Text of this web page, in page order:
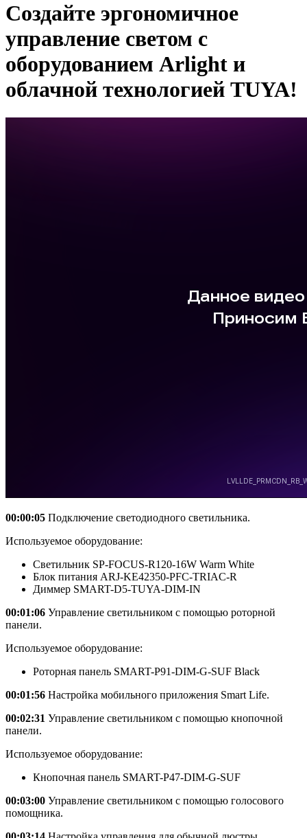
Создайте эргономичное
управление светом с
оборудованием Arlight и
облачной технологией TUYA!
00:00:05 Подключение светодиодного светильника.
Используемое оборудование:
Светильник SP-FOCUS-R120-16W Warm White
Блок питания ARJ-KE42350-PFC-TRIAC-R
Диммер SMART-D5-TUYA-DIM-IN
00:01:06 Управление светильником с помощью роторной
панели.
Используемое оборудование:
Роторная панель SMART-P91-DIM-G-SUF Black
00:01:56 Настройка мобильного приложения Smart Life.
00:02:31 Управление светильником с помощью кнопочной
панели.
Используемое оборудование:
Кнопочная панель SMART-P47-DIM-G-SUF
00:03:00 Управление светильником с помощью голосового
помощника.